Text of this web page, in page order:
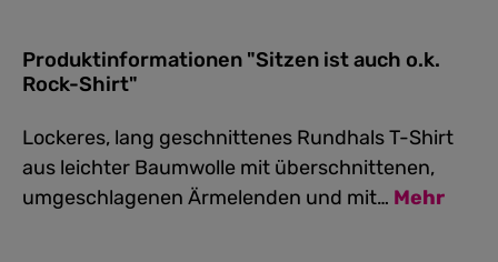
Produktinformationen "Sitzen ist auch o.k.
Rock-Shirt"
Lockeres, lang geschnittenes Rundhals T-Shirt
aus leichter Baumwolle mit überschnittenen,
umgeschlagenen Ärmelenden und mit… Mehr